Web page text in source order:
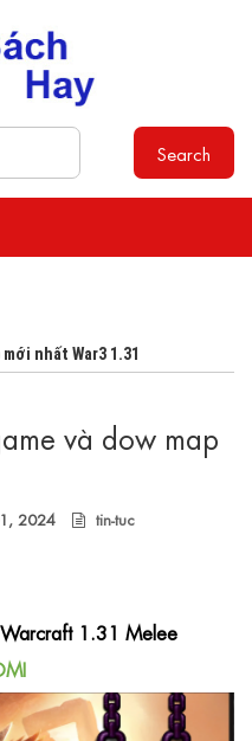
Search
nhất War3 1.31
và dow map
2024
tin-tuc
1.31 Melee